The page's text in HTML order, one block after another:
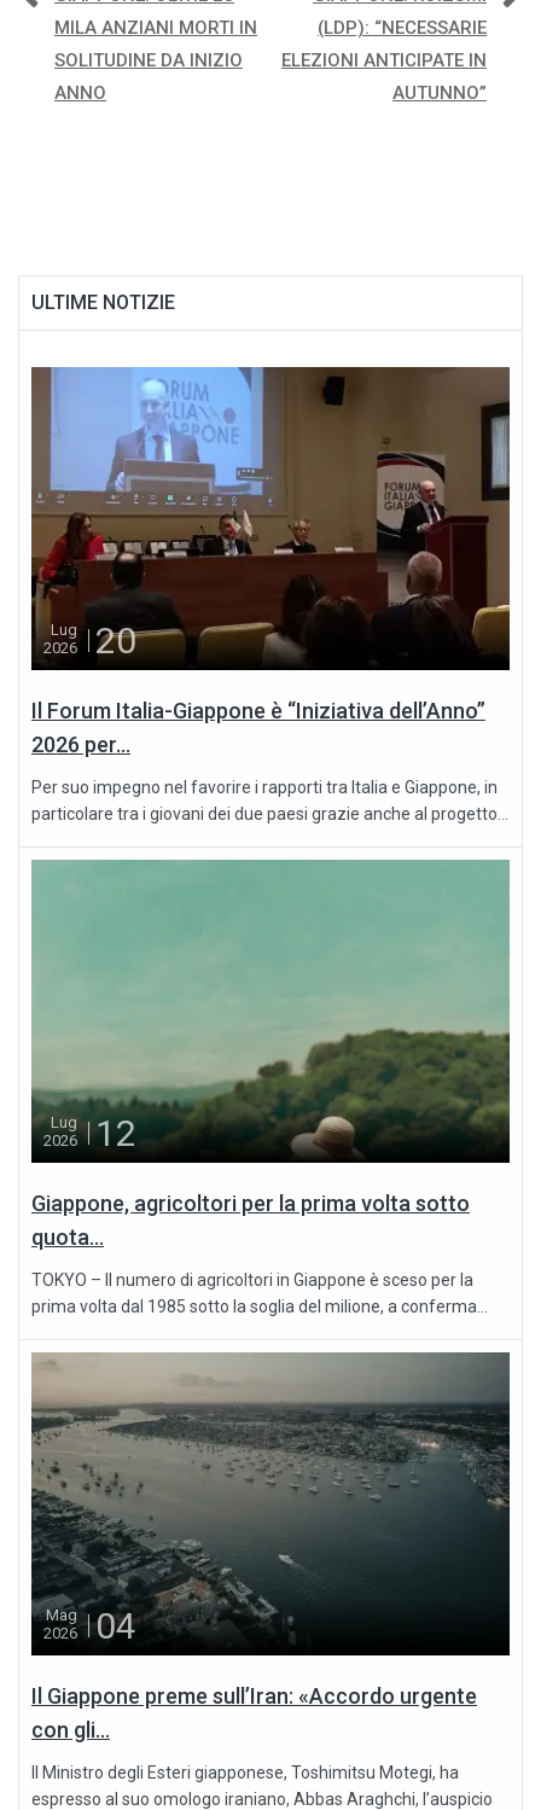
articoli
MILA ANZIANI MORTI IN
SOLITUDINE DA INIZIO
ANNO
(LDP): “NECESSARIE
ELEZIONI ANTICIPATE IN
AUTUNNO”
ULTIME NOTIZIE
Lug
2026
20
Il Forum Italia-Giappone è “Iniziativa dell’Anno”
2026 per...
Per suo impegno nel favorire i rapporti tra Italia e Giappone, in
particolare tra i giovani dei due paesi grazie anche al progetto...
Lug
2026
12
Giappone, agricoltori per la prima volta sotto
quota...
TOKYO – Il numero di agricoltori in Giappone è sceso per la
prima volta dal 1985 sotto la soglia del milione, a conferma...
Mag
2026
04
Il Giappone preme sull’Iran: «Accordo urgente
con gli...
Il Ministro degli Esteri giapponese, Toshimitsu Motegi, ha
espresso al suo omologo iraniano, Abbas Araghchi, l’auspicio